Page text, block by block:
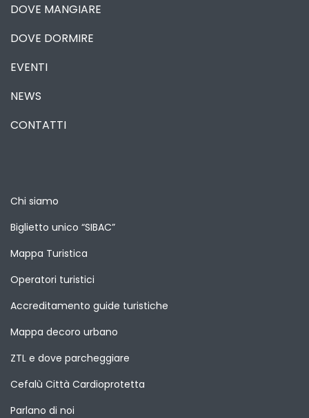
DOVE MANGIARE
DOVE DORMIRE
EVENTI
NEWS
CONTATTI
Chi siamo
Biglietto unico “SIBAC”
Mappa Turistica
Operatori turistici
Accreditamento guide turistiche
Mappa decoro urbano
ZTL e dove parcheggiare
Cefalù Città Cardioprotetta
Parlano di noi